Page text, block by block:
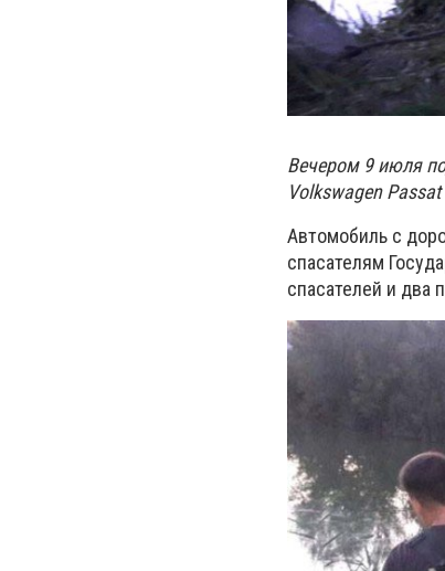
Вечером 9 июля
Volkswagen
Автомобиль с
спасателям
спасателей и два